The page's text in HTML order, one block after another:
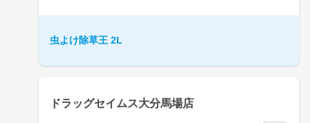
虫よけ除草王 2L
ドラッグセイムス大分馬場店